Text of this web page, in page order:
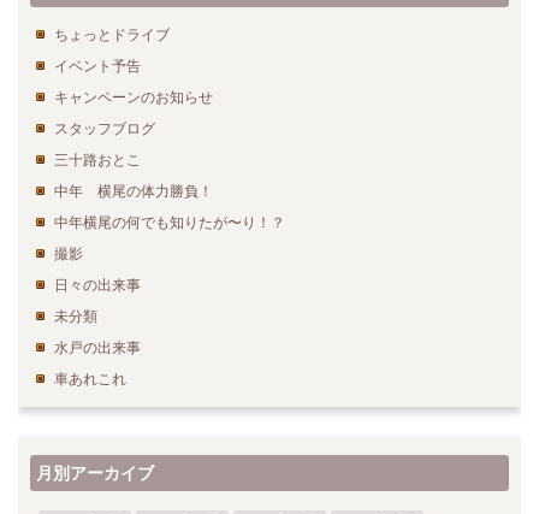
ちょっとドライブ
イベント予告
キャンペーンのお知らせ
スタッフブログ
三十路おとこ
中年 横尾の体力勝負！
中年横尾の何でも知りたが〜り！？
撮影
日々の出来事
未分類
水戸の出来事
車あれこれ
月別アーカイブ